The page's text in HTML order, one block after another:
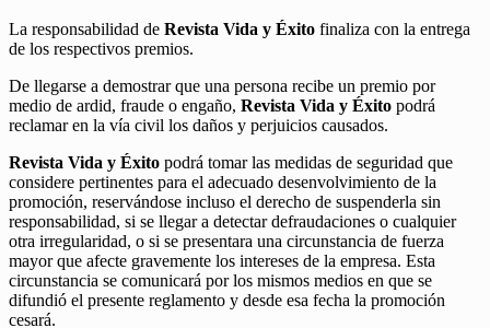
La responsabilidad de Revista Vida y Éxito finaliza con la entrega
de los respectivos premios.
De llegarse a demostrar que una persona recibe un premio por
medio de ardid, fraude o engaño, Revista Vida y Éxito podrá
reclamar en la vía civil los daños y perjuicios causados.
Revista Vida y Éxito podrá tomar las medidas de seguridad que
considere pertinentes para el adecuado desenvolvimiento de la
promoción, reservándose incluso el derecho de suspenderla sin
responsabilidad, si se llegar a detectar defraudaciones o cualquier
otra irregularidad, o si se presentara una circunstancia de fuerza
mayor que afecte gravemente los intereses de la empresa. Esta
circunstancia se comunicará por los mismos medios en que se
difundió el presente reglamento y desde esa fecha la promoción
cesará.